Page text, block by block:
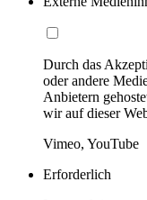
Durch das
oder andere
Anbietern
wir auf dieser
Vimeo, YouTube
Erforderlich